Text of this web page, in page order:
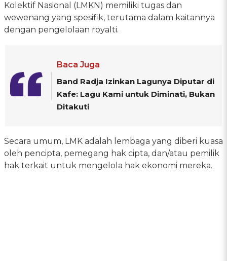
Kolektif Nasional (LMKN) memiliki tugas dan
wewenang yang spesifik, terutama dalam kaitannya
dengan pengelolaan royalti.
Baca Juga
Band Radja Izinkan Lagunya Diputar di
Kafe: Lagu Kami untuk Diminati, Bukan
Ditakuti
Secara umum, LMK adalah lembaga yang diberi kuasa
oleh pencipta, pemegang hak cipta, dan/atau pemilik
hak terkait untuk mengelola hak ekonomi mereka.